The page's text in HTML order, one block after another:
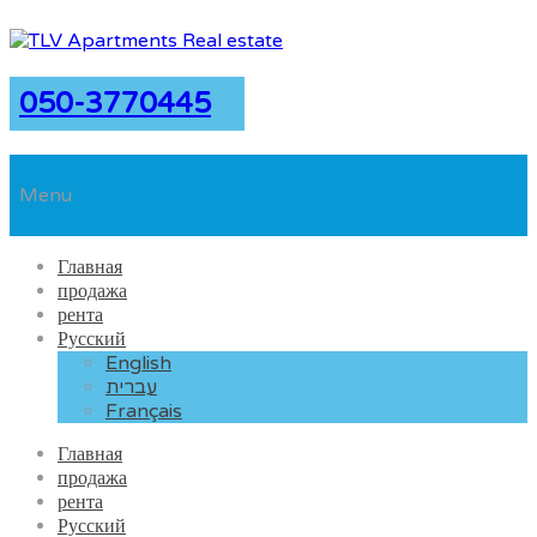
050-3770445
Menu
Главная
продажа
рента
Русский
English
עברית
Français
Главная
продажа
рента
Русский